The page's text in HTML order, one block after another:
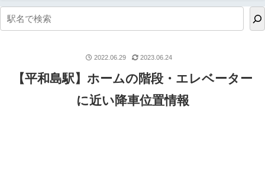
【平和島駅】ホームの階段・エレベーター
に近い降車位置情報
2022.06.29 2023.06.24